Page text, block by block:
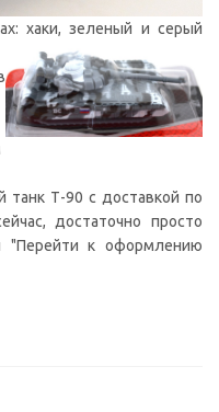
хаки, зеленый и серый
Т-90 с доставкой по
достаточно просто
"Перейти к оформлению